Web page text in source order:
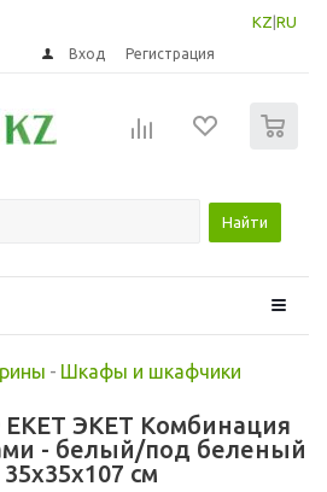
KZ RU
Вход Регистрация
Найти
- Шкафы и шкафчики
EKET ЭКЕТ Комбинация
- белый/под беленый
см